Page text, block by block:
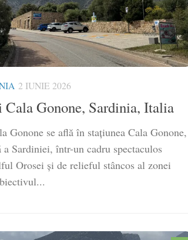
2 IUNIE 2026
Cala Gonone, Sardinia, Italia
Gonone se află în stațiunea Cala Gonone,
a Sardiniei, într-un cadru spectaculos
Orosei și de relieful stâncos al zonei